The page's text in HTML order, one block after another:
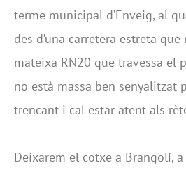
terme municipal d’Enveig, al
des d’una carretera estreta
mateixa RN20 que travessa el
no està massa ben senyalitzat
trencant i cal estar atent als
Deixarem el cotxe a Brangolí, a